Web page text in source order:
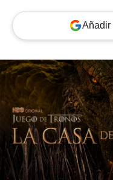
Añadir